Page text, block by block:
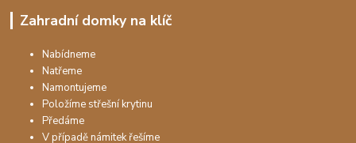
Zahradní domky na klíč
Nabídneme
Natřeme
Namontujeme
Položíme střešní krytinu
Předáme
V případě námitek řešíme